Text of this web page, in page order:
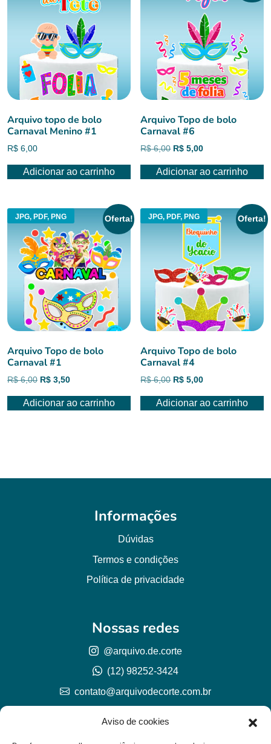
Aviso de cookies
Arquivo topo de bolo
Carnaval Menino #1
R$ 6,00
Adicionar ao carrinho
Arquivo Topo de bolo
Carnaval #6
R$6,00 O
original
R$ 5,00O
atual
Adicionar ao carrinho
JPG, PDF, PNG Oferta!
Arquivo Topo de bolo
Carnaval #1
R$6,00 O
original
R$ 3,50O
atual
Adicionar ao carrinho
JPG, PDF, PNG Oferta!
Arquivo Topo de bolo
Carnaval #4
R$6,00 O
original
R$ 5,00O
atual
Adicionar ao carrinho
Informações
Dúvidas
Termos e condições
Política de privacidade
Nossas redes
@arquivo.de.corte
(12) 98252-3424
contato@arquivodecorte.com.br